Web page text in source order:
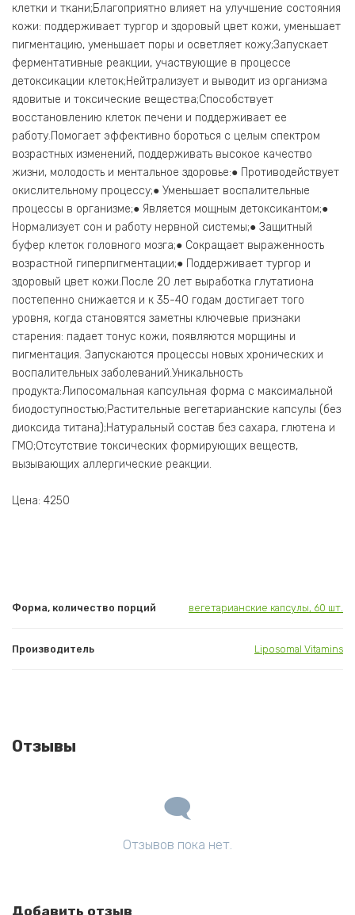
клетки и ткани;Благоприятно влияет на улучшение состояния
кожи: поддерживает тургор и здоровый цвет кожи, уменьшает
пигментацию, уменьшает поры и осветляет кожу;Запускает
ферментативные реакции, участвующие в процессе
детоксикации клеток;Нейтрализует и выводит из организма
ядовитые и токсические вещества;Способствует
восстановлению клеток печени и поддерживает ее
работу.Помогает эффективно бороться с целым спектром
возрастных изменений, поддерживать высокое качество
жизни, молодость и ментальное здоровье:● Противодействует
окислительному процессу;● Уменьшает воспалительные
процессы в организме;● Является мощным детоксикантом;●
Нормализует сон и работу нервной системы;● Защитный
буфер клеток головного мозга;● Сокращает выраженность
возрастной гиперпигментации;● Поддерживает тургор и
здоровый цвет кожи.После 20 лет выработка глутатиона
постепенно снижается и к 35-40 годам достигает того
уровня, когда становятся заметны ключевые признаки
старения: падает тонус кожи, появляются морщины и
пигментация. Запускаются процессы новых хронических и
воспалительных заболеваний.Уникальность
продукта:Липосомальная капсульная форма с максимальной
биодоступностью;Растительные вегетарианские капсулы (без
диоксида титана);Натуральный состав без сахара, глютена и
ГМО;Отсутствие токсических формирующих веществ,
вызывающих аллергические реакции.
Цена: 4250
Форма, количество порций вегетарианские капсулы, 60 шт.
Производитель Liposomal Vitamins
Отзывы
Отзывов пока нет.
Добавить отзыв